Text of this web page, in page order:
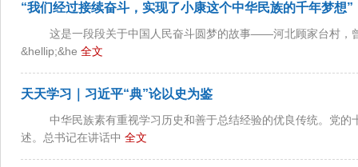
“我们经过接续奋斗，实现了小康这个中华民族的千年梦想”
这是一段段关于中国人民奋斗圆梦的故事——河北顾家台村
&hellip;&he 全文
天天学习｜习近平“典”论以史为鉴
中华民族素有重视学习历史和善于总结经验的优良传统。党
述。总书记在讲话中 全文